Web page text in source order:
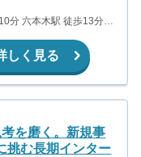
分 六本木駅 徒歩13分
しく見る
を磨く。新規事
挑む長期インター